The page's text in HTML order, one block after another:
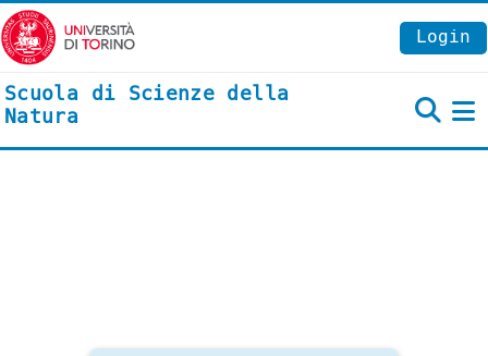
Vai al contenuto principale
Login
Scuola di Scienze della
Natura